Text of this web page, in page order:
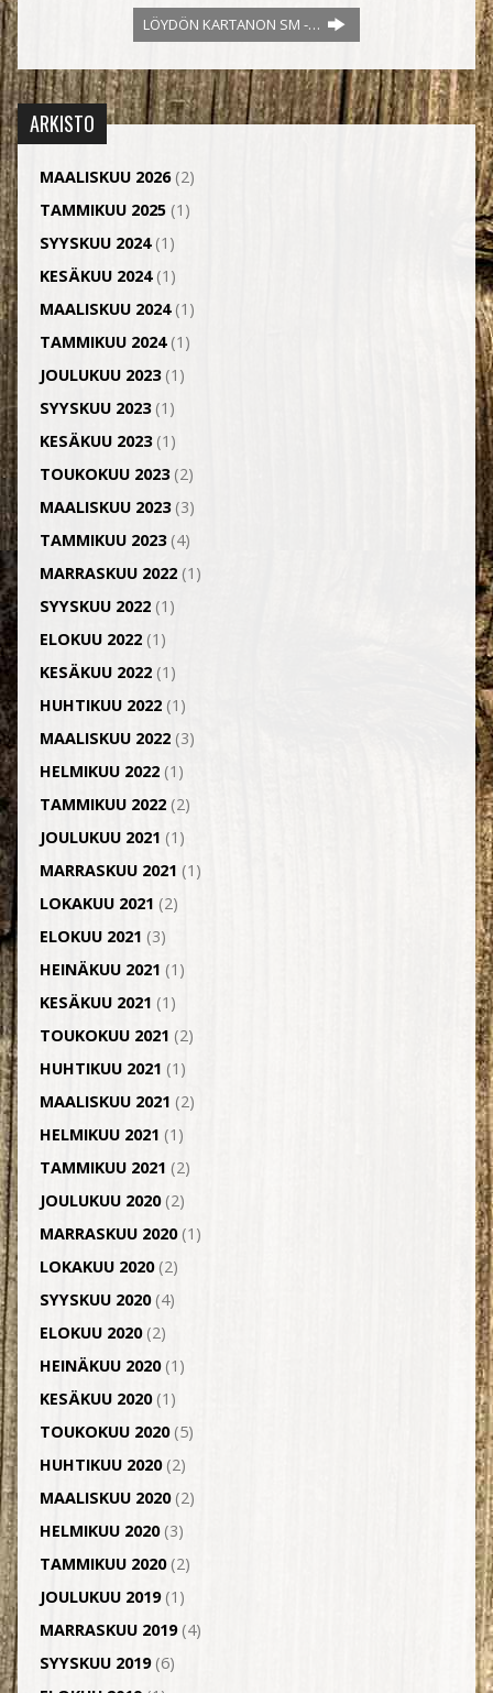
LÖYDÖN KARTANON SM -…
ARKISTO
MAALISKUU 2026(2)
TAMMIKUU 2025(1)
SYYSKUU 2024(1)
KESÄKUU 2024(1)
MAALISKUU 2024(1)
TAMMIKUU 2024(1)
JOULUKUU 2023(1)
SYYSKUU 2023(1)
KESÄKUU 2023(1)
TOUKOKUU 2023(2)
MAALISKUU 2023(3)
TAMMIKUU 2023(4)
MARRASKUU 2022(1)
SYYSKUU 2022(1)
ELOKUU 2022(1)
KESÄKUU 2022(1)
HUHTIKUU 2022(1)
MAALISKUU 2022(3)
HELMIKUU 2022(1)
TAMMIKUU 2022(2)
JOULUKUU 2021 (1)
MARRASKUU 2021 (1)
LOKAKUU 2021 (2)
ELOKUU 2021 (3)
HEINÄKUU 2021 (1)
KESÄKUU 2021 (1)
TOUKOKUU 2021 (2)
HUHTIKUU 2021 (1)
MAALISKUU 2021 (2)
HELMIKUU 2021 (1)
TAMMIKUU 2021 (2)
JOULUKUU 2020(2)
MARRASKUU 2020(1)
LOKAKUU 2020(2)
SYYSKUU 2020(4)
ELOKUU 2020(2)
HEINÄKUU 2020(1)
KESÄKUU 2020(1)
TOUKOKUU 2020(5)
HUHTIKUU 2020(2)
MAALISKUU 2020(2)
HELMIKUU 2020(3)
TAMMIKUU 2020(2)
JOULUKUU 2019(1)
MARRASKUU 2019(4)
SYYSKUU 2019(6)